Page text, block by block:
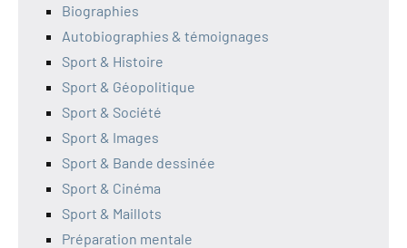
Biographies
Autobiographies & témoignages
Sport & Histoire
Sport & Géopolitique
Sport & Société
Sport & Images
Sport & Bande dessinée
Sport & Cinéma
Sport & Maillots
Préparation mentale